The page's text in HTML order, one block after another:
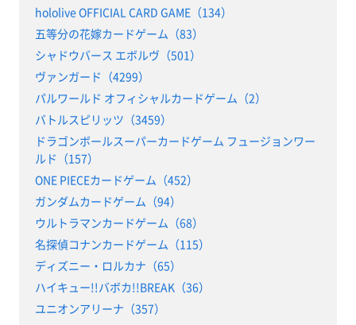
hololive OFFICIAL CARD GAME（134）
五等分の花嫁カードゲーム（83）
シャドウバース エボルヴ（501）
ヴァンガード（4299）
パルワールド オフィシャルカードゲーム（2）
バトルスピリッツ（3459）
ドラゴンボールスーパーカードゲーム フュージョンワー
ルド（157）
ONE PIECEカードゲーム（452）
ガンダムカードゲーム（94）
ウルトラマンカードゲーム（68）
名探偵コナンカードゲーム（115）
ディズニー・ロルカナ（65）
ハイキュー!!バボカ!!BREAK（36）
ユニオンアリーナ（357）